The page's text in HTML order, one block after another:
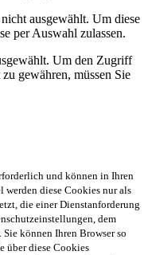
ausgewählt. Um diese
per Auswahl zulassen.
Um den Zugriff
gewähren, müssen Sie
und können in Ihren
werden diese Cookies nur als
die einer Dienstanforderung
dem
können Ihren Browser so
über diese Cookies